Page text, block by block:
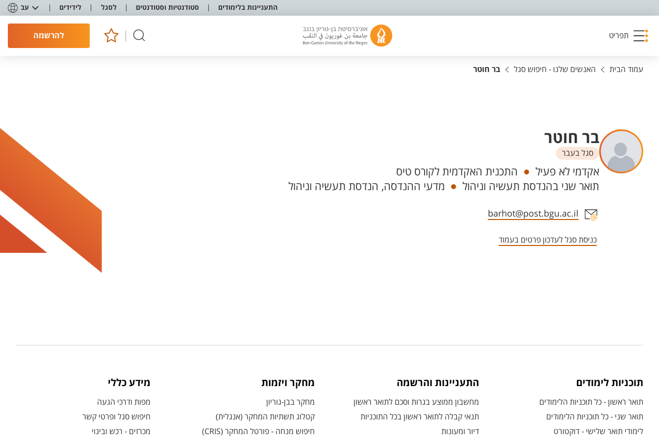
התעניינות בלימודים סטודנטיות וסטודנטים לסגל לידידים עב
תפריט להרשמה
עמוד הבית האנשים שלנו - חיפוש סגל בר חוטר
בר חוטר
סגל בעבר
יחידות
אקדמי לא פעיל
התכנית האקדמית לקורס טיס
תואר שני בהנדסת תעשיה וניהול
מדעי ההנדסה, הנדסת תעשיה וניהול
אזור צור קשר עם איש הסגל
barhot@post.bgu.ac.il
כניסת סגל לעדכון פרטים בעמוד
תוכניות לימודים
תואר ראשון - כל תוכניות הלימודים
תואר שני - כל תוכניות הלימודים
לימודי תואר שלישי - דוקטורט
התעניינות והרשמה
מחשבון ממוצע בגרות וסכם לתואר ראשון
תנאי קבלה לתואר ראשון בכל התוכניות
דיור ומעונות
מחקר ויזמות
מחקר בבן-גוריון
קטלוג תשתיות המחקר (אנגלית)
חיפוש מנחה - פורטל המחקר (CRIS)
מידע כללי
מפות ודרכי הגעה
חיפוש סגל ופרטי קשר
מכרזים - רכש ובינוי